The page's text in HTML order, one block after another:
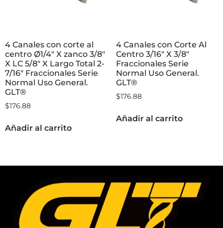
4 Canales con corte al
centro Ø1/4″ X zanco 3/8″
X LC 5/8″ X Largo Total 2-
7/16″ Fraccionales Serie
Normal Uso General.
GLT®
$176.88
Añadir al carrito
4 Canales con Corte Al
Centro 3/16″ X 3/8″
Fraccionales Serie
Normal Uso General.
GLT®
$176.88
Añadir al carrito